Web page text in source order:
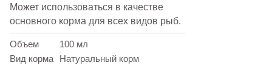
Может использоваться в качестве
основного корма для всех видов рыб.
Объем
100 мл
Вид корма
Натуральный корм